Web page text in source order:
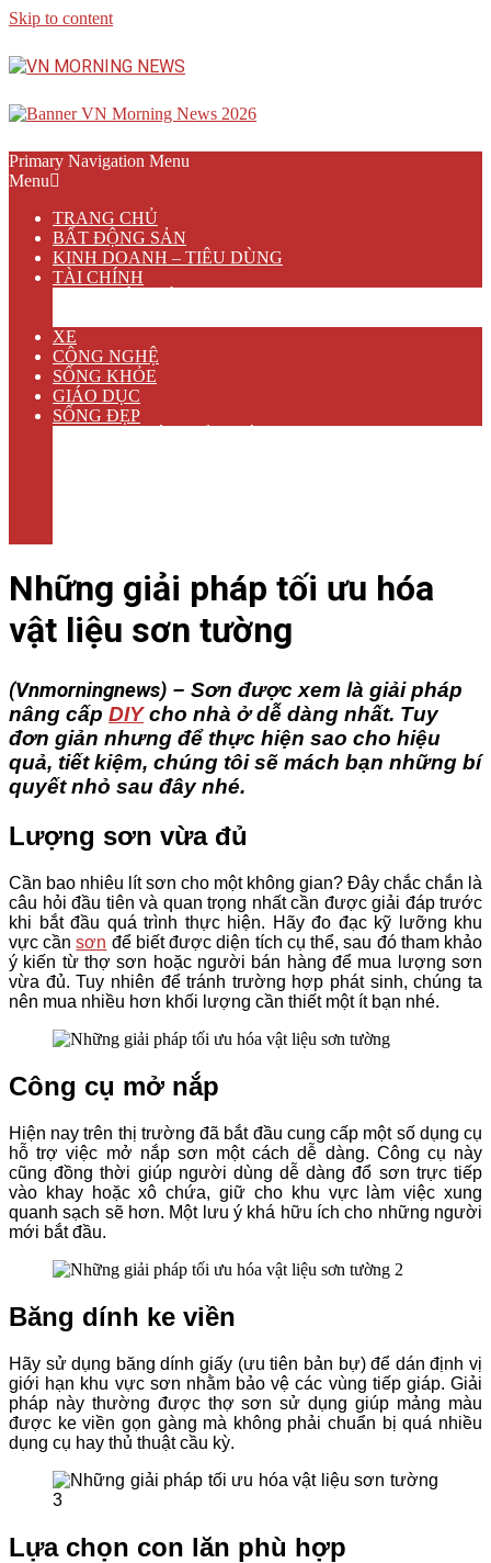
Skip to content
Primary Navigation Menu
Menu
TRANG CHỦ
BẤT ĐỘNG SẢN
KINH DOANH – TIÊU DÙNG
TÀI CHÍNH
XE
CÔNG NGHỆ
SỐNG KHỎE
GIÁO DỤC
SỐNG ĐẸP
Những giải pháp tối ưu hóa
vật liệu sơn tường
(Vnmorningnews) – Sơn được xem là giải pháp
nâng cấp DIYcho nhà ở dễ dàng nhất. Tuy
đơn giản nhưng để thực hiện sao cho hiệu
quả, tiết kiệm, chúng tôi sẽ mách bạn những bí
quyết nhỏ sau đây nhé.
Lượng sơn vừa đủ
Cần bao nhiêu lít sơn cho một không gian? Đây chắc chắn là
câu hỏi đầu tiên và quan trọng nhất cần được giải đáp trước
khi bắt đầu quá trình thực hiện. Hãy đo đạc kỹ lưỡng khu
vực cầnsơn để biết được diện tích cụ thể, sau đó tham khảo
ý kiến từ thợ sơn hoặc người bán hàng để mua lượng sơn
vừa đủ. Tuy nhiên để tránh trường hợp phát sinh, chúng ta
nên mua nhiều hơn khối lượng cần thiết một ít bạn nhé.
Công cụ mở nắp
Hiện nay trên thị trường đã bắt đầu cung cấp một số dụng cụ
hỗ trợ việc mở nắp sơn một cách dễ dàng. Công cụ này
cũng đồng thời giúp người dùng dễ dàng đổ sơn trực tiếp
vào khay hoặc xô chứa, giữ cho khu vực làm việc xung
quanh sạch sẽ hơn. Một lưu ý khá hữu ích cho những người
mới bắt đầu.
Băng dính ke viền
Hãy sử dụng băng dính giấy (ưu tiên bản bự) để dán định vị
giới hạn khu vực sơn nhằm bảo vệ các vùng tiếp giáp. Giải
pháp này thường được thợ sơn sử dụng giúp mảng màu
được ke viền gọn gàng mà không phải chuẩn bị quá nhiều
dụng cụ hay thủ thuật cầu kỳ.
Lựa chọn con lăn phù hợp